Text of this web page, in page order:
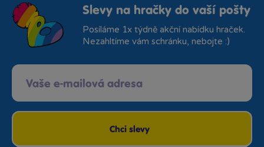
Slevy na hračky do vaší pošty
Posíláme 1x týdně akční nabídku hraček.
Nezahltíme vám schránku, nebojte :)
Chci slevy